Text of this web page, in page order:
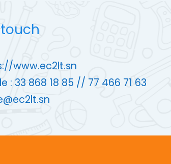
www.ec2lt.sn
: 33 868 18 85 // 77 466 71 63